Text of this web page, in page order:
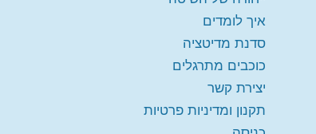
איך לומדים
סדנת מדיטציה
כוכבים מתרגלים
יצירת קשר
תקנון ומדיניות פרטיות